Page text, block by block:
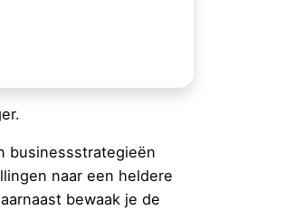
businessstrategieën
naar een heldere
bewaak je de